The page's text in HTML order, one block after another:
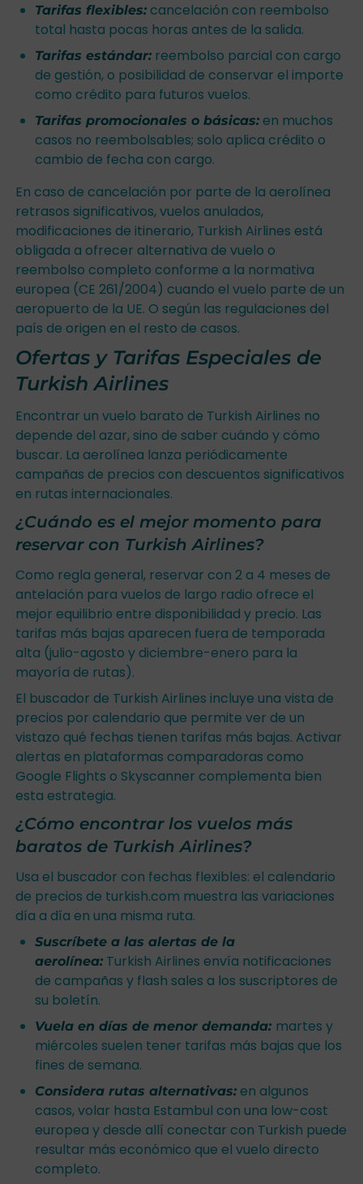
Tarifas flexibles:cancelación con reembolso
total hasta pocas horas antes de la salida.
Tarifas estándar:reembolso parcial con cargo
de gestión, o posibilidad de conservar el importe
como crédito para futuros vuelos.
Tarifas promocionales o básicas:en muchos
casos no reembolsables; solo aplica crédito o
cambio de fecha con cargo.
En caso de cancelación por parte de la aerolínea
retrasos significativos, vuelos anulados,
modificaciones de itinerario, Turkish Airlines está
obligada a ofrecer alternativa de vuelo o
reembolso completo conforme a la normativa
europea (CE 261/2004) cuando el vuelo parte de un
aeropuerto de la UE. O según las regulaciones del
país de origen en el resto de casos.
Ofertas y Tarifas Especiales de
Turkish Airlines
Encontrar un vuelo barato de Turkish Airlines no
depende del azar, sino de saber cuándo y cómo
buscar. La aerolínea lanza periódicamente
campañas de precios con descuentos significativos
en rutas internacionales.
¿Cuándo es el mejor momento para
reservar con Turkish Airlines?
Como regla general, reservar con 2 a 4 meses de
antelación para vuelos de largo radio ofrece el
mejor equilibrio entre disponibilidad y precio. Las
tarifas más bajas aparecen fuera de temporada
alta (julio-agosto y diciembre-enero para la
mayoría de rutas).
El buscador de Turkish Airlines incluye una vista de
precios por calendario que permite ver de un
vistazo qué fechas tienen tarifas más bajas. Activar
alertas en plataformas comparadoras como
Google Flights o Skyscanner complementa bien
esta estrategia.
¿Cómo encontrar los vuelos más
baratos de Turkish Airlines?
Usa el buscador con fechas flexibles: el calendario
de precios de turkish.com muestra las variaciones
día a día en una misma ruta.
Suscríbete a las alertas de la
aerolínea:Turkish Airlines envía notificaciones
de campañas y flash sales a los suscriptores de
su boletín.
Vuela en días de menor demanda: martes y
miércoles suelen tener tarifas más bajas que los
fines de semana.
Considera rutas alternativas:en algunos
casos, volar hasta Estambul con una low-cost
europea y desde allí conectar con Turkish puede
resultar más económico que el vuelo directo
completo.